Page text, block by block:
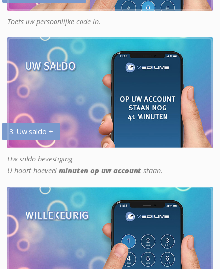
Toets uw persoonlijke code in.
3. Uw saldo +
Uw saldo bevestiging.
U hoort hoeveel minuten op uw account staan.